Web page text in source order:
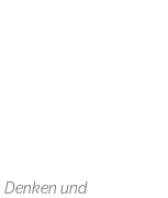
Denken und